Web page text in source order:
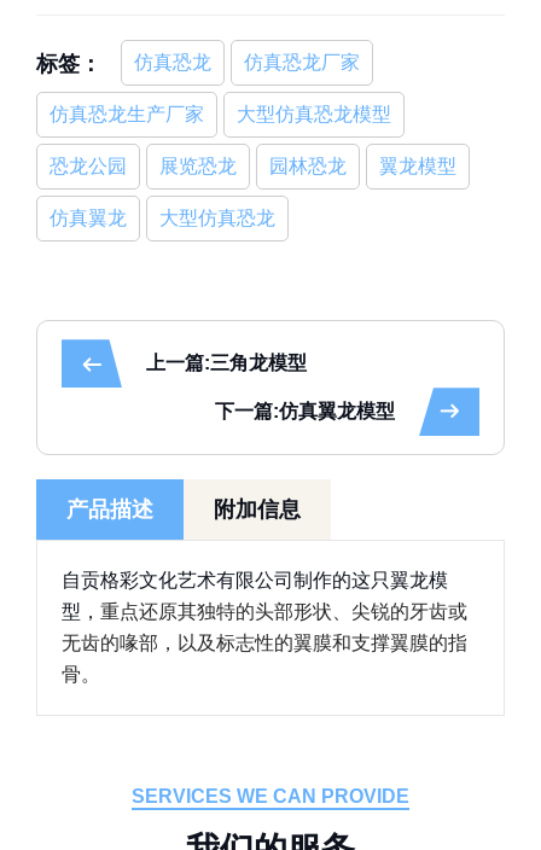
标签： 仿真恐龙 仿真恐龙厂家
仿真恐龙生产厂家 大型仿真恐龙模型
恐龙公园 展览恐龙 园林恐龙 翼龙模型
仿真翼龙 大型仿真恐龙
上一篇:三角龙模型
下一篇:仿真翼龙模型
产品描述 附加信息
自贡格彩文化艺术有限公司制作的这只翼龙模
型， 重点还原其独特的头部形状、尖锐的牙齿或
无齿的喙部，以及标志性的翼膜和支撑翼膜的指
骨。
SERVICES WE CAN PROVIDE